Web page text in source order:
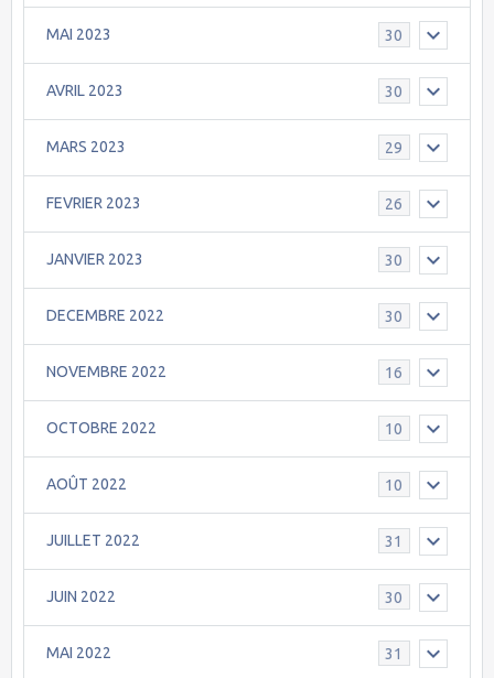
MAI 2023 30
AVRIL 2023 30
MARS 2023 29
FEVRIER 2023 26
JANVIER 2023 30
DECEMBRE 2022 30
NOVEMBRE 2022 16
OCTOBRE 2022 10
AOÛT 2022 10
JUILLET 2022 31
JUIN 2022 30
MAI 2022 31